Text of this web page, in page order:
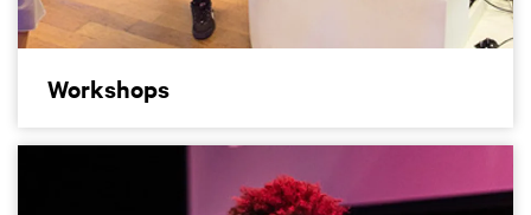
Workshops